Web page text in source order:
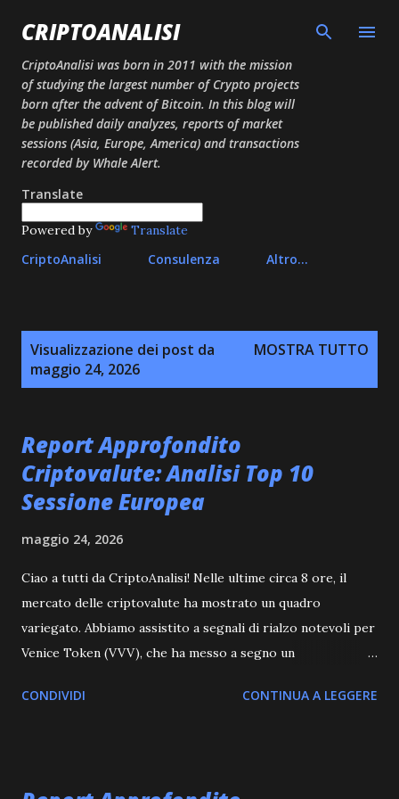
Passa ai contenuti principali
CRIPTOANALISI
CriptoAnalisi was born in 2011 with the mission
of studying the largest number of Crypto projects
born after the advent of Bitcoin. In this blog will
be published daily analyzes, reports of market
sessions (Asia, Europe, America) and transactions
recorded by Whale Alert.
Translate
Powered by Translate
CriptoAnalisi Consulenza Altro…
Visualizzazione dei post da
maggio 24, 2026
MOSTRA TUTTO
Report Approfondito
Criptovalute: Analisi Top 10
Sessione Europea
maggio 24, 2026
Ciao a tutti da CriptoAnalisi! Nelle ultime circa 8 ore, il
mercato delle criptovalute ha mostrato un quadro
variegato. Abbiamo assistito a segnali di rialzo notevoli per
Venice Token (VVV), che ha messo a segno un
+5.58% e Zcash (ZEC) con un solido +4.22%. D'altro canto,
CONDIVIDI CONTINUA A LEGGERE